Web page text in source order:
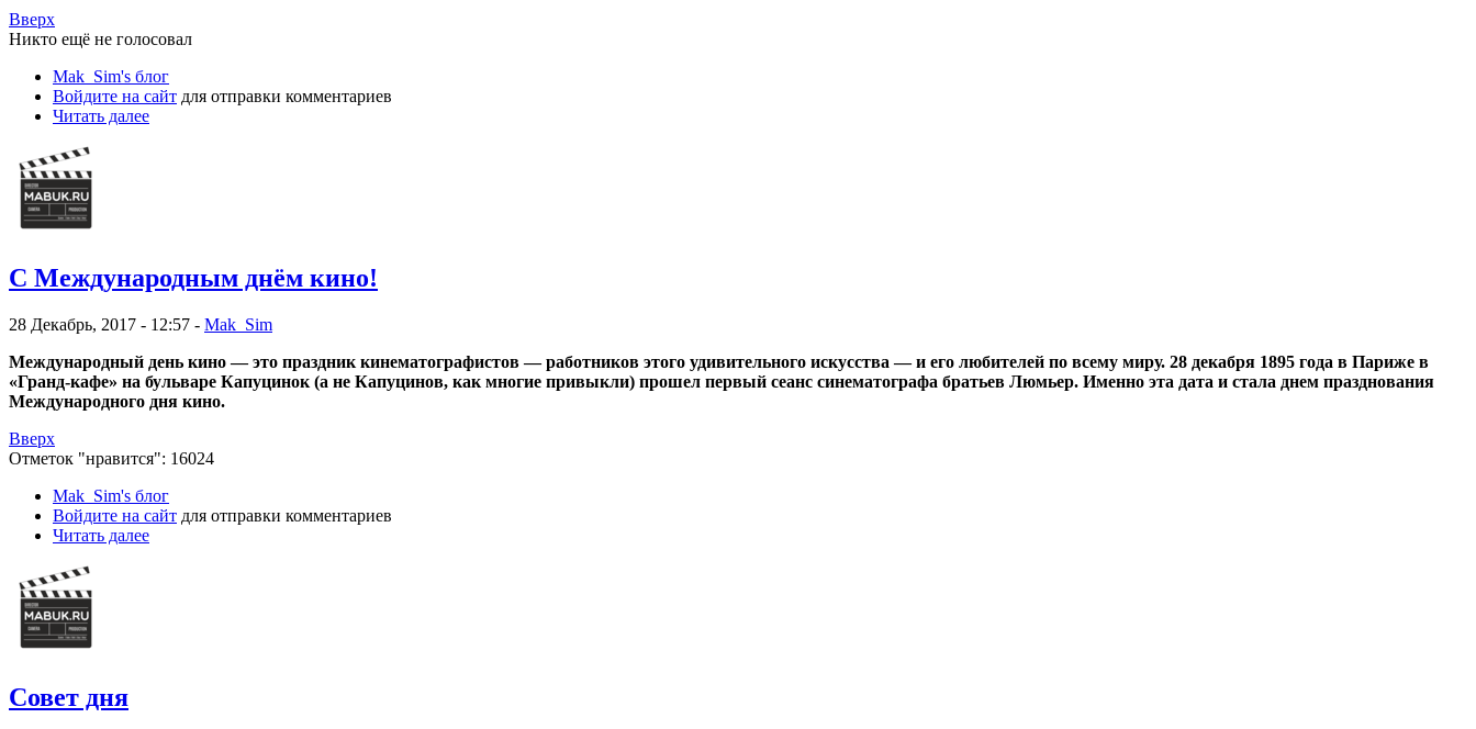
Вверх
Никто ещё не голосовал
Mak_Sim's блог
Войдите на сайт для отправки комментариев
Читать далее
С Международным днём кино!
28 Декабрь, 2017 - 12:57 - Mak_Sim
Международный день кино — это праздник кинематографистов — работников этого удивительного искусства — и его любителей по всему миру. 28 декабря 1895 года в Париже в
«Гранд-кафе» на бульваре Капуцинок (а не Капуцинов, как многие привыкли) прошел первый сеанс синематографа братьев Люмьер. Именно эта дата и стала днем празднования
Международного дня кино.
Вверх
Отметок "нравится": 16024
Mak_Sim's блог
Войдите на сайт для отправки комментариев
Читать далее
Совет дня